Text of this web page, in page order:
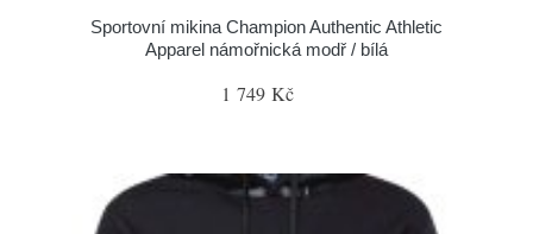
Sportovní mikina Champion Authentic Athletic
Apparel námořnická modř / bílá
1 749 Kč